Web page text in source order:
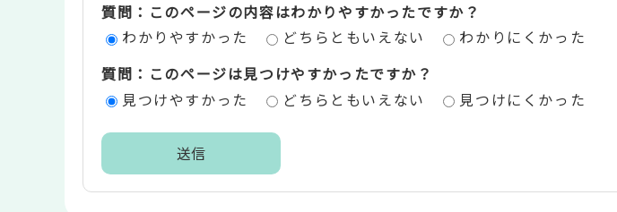
評
エ
質問：このページの内容はわかりやすかったですか？
わかりやすかった
どちらともいえない
わかりにくかった
質問：このページは見つけやすかったですか？
見つけやすかった
どちらともいえない 見つけにくかった